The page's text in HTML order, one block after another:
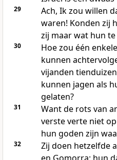
29
Ach, Ik zou willen
waren! Konden zij
zij maar wat hun
30
Hoe zou één
kunnen
vijanden
kunnen jagen als
gelaten?
31
Want de rots van
verste verte niet
hun goden zijn
32
Zij doen hetzelfde